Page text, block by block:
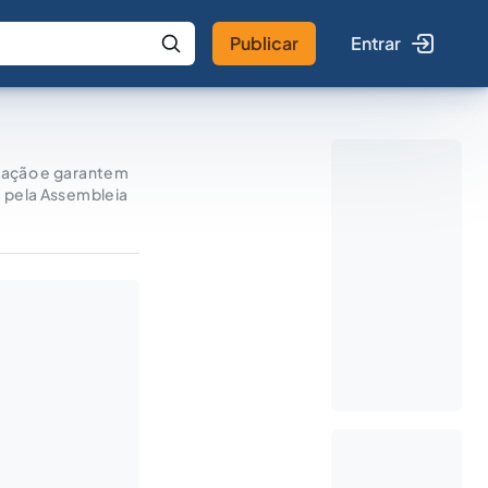
IA Buscar no Jus
Publicar Entrar
e garantem
Assembleia